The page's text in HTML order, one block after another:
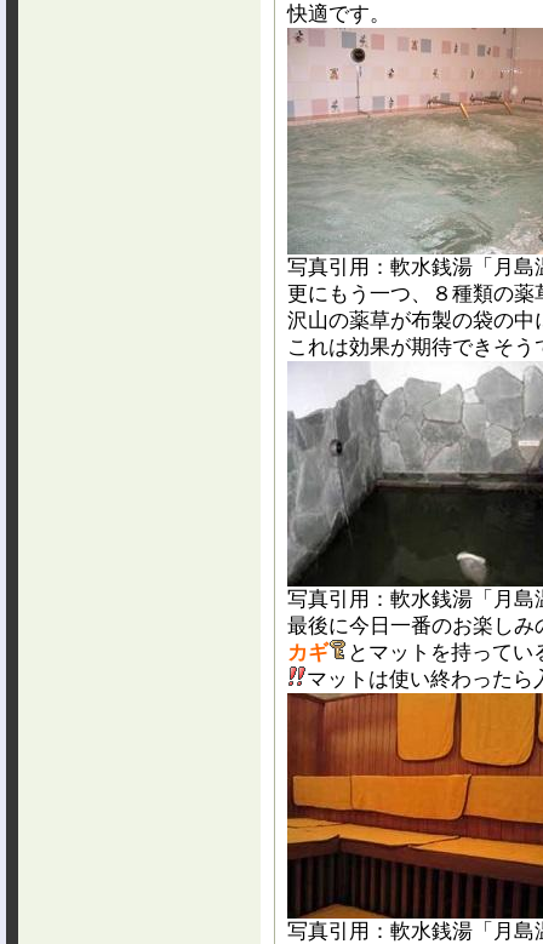
快適です。
写真引用：軟水銭湯「月島
更にもう一つ、８種類の
沢山の薬草が布製の袋の
これは効果が期待できそう
写真引用：軟水銭湯「月島
最後に今日一番のお楽し
カギ
とマットを持って
マットは使い終わったら
写真引用：軟水銭湯「月島